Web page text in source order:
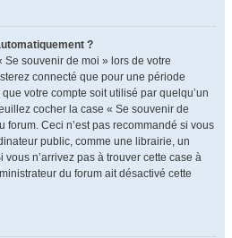
?
souvenir de moi » lors de votre
connecté que pour une période
votre compte soit utilisé par quelqu’un
cocher la case « Se souvenir de
forum. Ceci n’est pas recommandé si vous
public, comme une librairie, un
n’arrivez pas à trouver cette case à
du forum ait désactivé cette